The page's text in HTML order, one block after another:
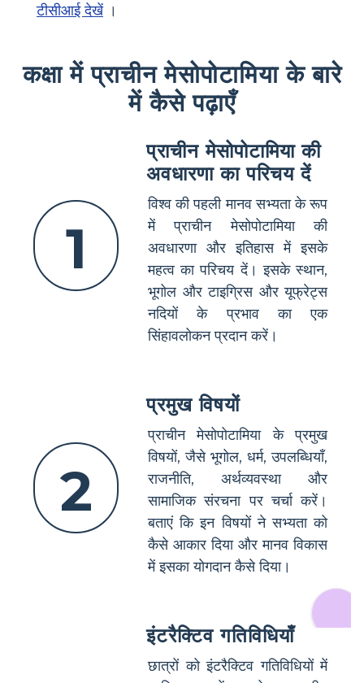
टीसीआई देखें।
कक्षा में प्राचीन मेसोपोटामिया के बारे
में कैसे पढ़ाएँ
1
प्राचीन मेसोपोटामिया की
अवधारणा का परिचय दें
विश्व की पहली मानव सभ्यता के रूप
में प्राचीन मेसोपोटामिया की
अवधारणा और इतिहास में इसके
महत्व का परिचय दें। इसके स्थान,
भूगोल और टाइग्रिस और यूफ्रेट्स
नदियों के प्रभाव का एक
सिंहावलोकन प्रदान करें।
2
प्रमुख विषयों
प्राचीन मेसोपोटामिया के प्रमुख
विषयों, जैसे भूगोल, धर्म, उपलब्धियाँ,
राजनीति, अर्थव्यवस्था और
सामाजिक संरचना पर चर्चा करें।
बताएं कि इन विषयों ने सभ्यता को
कैसे आकार दिया और मानव विकास
में इसका योगदान कैसे दिया।
इंटरैक्टिव गतिविधियाँ
छात्रों को इंटरैक्टिव गतिविधियों में